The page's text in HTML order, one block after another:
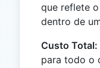
que reflete
dentro de
Custo Total:
para todo o